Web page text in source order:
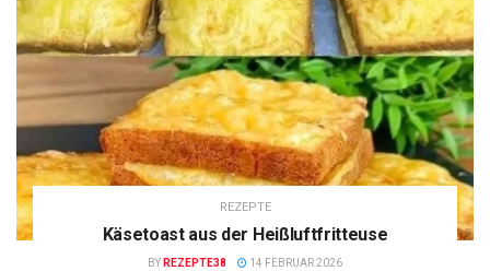
REZEPTE
Käsetoast aus der Heißluftfritteuse
BY REZEPTE38 14 FEBRUAR 2026